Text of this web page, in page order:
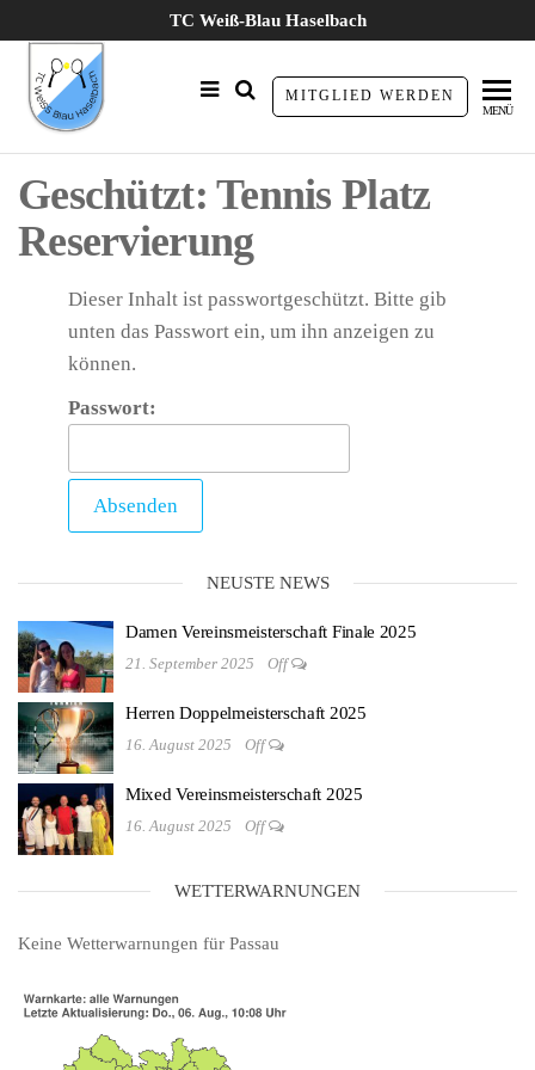
Inhalt
springen
TC Weiß-Blau Haselbach
TC Weiß
Blau
Haselbach
e.V.
MITGLIED WERDEN
MENÜ
Geschützt: Tennis Platz
Reservierung
Dieser Inhalt ist passwortgeschützt. Bitte gib
unten das Passwort ein, um ihn anzeigen zu
können.
Passwort:
NEUSTE NEWS
Damen Vereinsmeisterschaft Finale 2025
21. September 2025 Off
Herren Doppelmeisterschaft 2025
16. August 2025 Off
Mixed Vereinsmeisterschaft 2025
16. August 2025 Off
WETTERWARNUNGEN
Keine Wetterwarnungen für Passau